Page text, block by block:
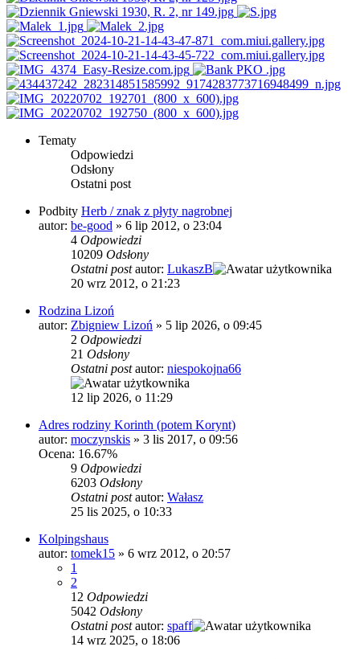
Tematy
Odpowiedzi
Odsłony
Ostatni post
Podbity Herb / znak z płyty nagrobnej
autor: be-good » 6 lip 2012, o 23:04
4 Odpowiedzi
10209 Odsłony
Ostatni postautor: LukaszB
20 wrz 2012, o 21:23
Rodzina Lizoń
autor: Zbigniew Lizoń » 5 lip 2026, o 09:45
2 Odpowiedzi
21 Odsłony
Ostatni postautor: niespokojna66
12 lip 2026, o 11:29
Adres rodziny Korinth (potem Korynt)
autor: moczynskis » 3 lis 2017, o 09:56
Ocena: 16.67%
9 Odpowiedzi
6203 Odsłony
Ostatni postautor: Wałasz
25 lis 2025, o 10:33
Kolpingshaus
autor: tomek15 » 6 wrz 2012, o 20:57
1
2
12 Odpowiedzi
5042 Odsłony
Ostatni postautor: spaff
14 wrz 2025, o 18:06